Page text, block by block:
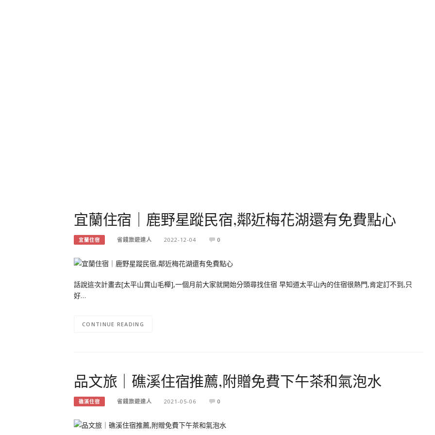
宜蘭住宿｜鹿野星蹤民宿,鄰近梅花湖還有免費點心
宜蘭住宿 省錢旅遊達人 2022-12-04 0
話說這次計畫去[太平山賞山毛櫸],一個月前大家就開始分頭尋找住宿 早知道太平山內的住宿很熱門,肯定訂不到,只
好…
CONTINUE READING
品文旅｜礁溪住宿推薦,附贈免費下午茶和氣泡水
礁溪住宿 省錢旅遊達人 2021-05-06 0